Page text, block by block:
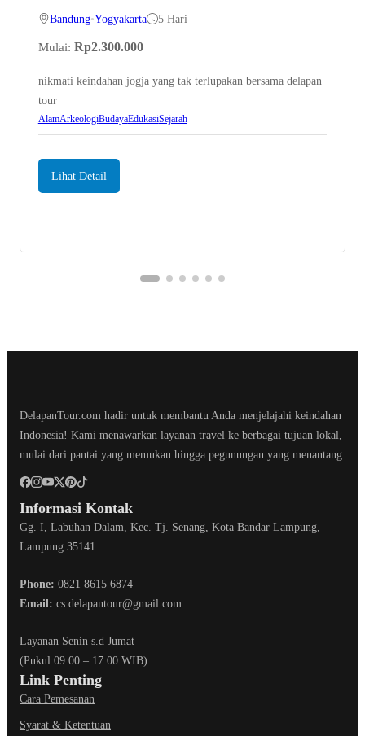
Bandung•Yogyakarta 5 Hari
Mulai: Rp2.300.000
nikmati keindahan jogja yang tak terlupakan bersama delapan
tour
AlamArkeologiBudayaEdukasiSejarah
Lihat Detail
DelapanTour.com hadir untuk membantu Anda menjelajahi keindahan
Indonesia! Kami menawarkan layanan travel ke berbagai tujuan lokal,
mulai dari pantai yang memukau hingga pegunungan yang menantang.
Informasi Kontak
Gg. I, Labuhan Dalam, Kec. Tj. Senang, Kota Bandar Lampung,
Lampung 35141
Phone: 0821 8615 6874
Email: cs.delapantour@gmail.com
Layanan Senin s.d Jumat
(Pukul 09.00 – 17.00 WIB)
Link Penting
Cara Pemesanan
Syarat & Ketentuan